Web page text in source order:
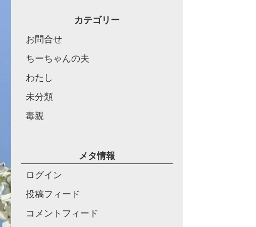
カテゴリー
お問合せ
ちーちゃんの夫
わたし
未分類
毒親
メタ情報
ログイン
投稿フィード
コメントフィード